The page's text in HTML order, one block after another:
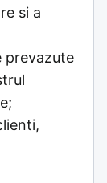
si a
prevazute